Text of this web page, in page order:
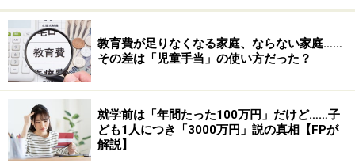
教育費が足りなくなる家庭、ならない家庭……
その差は「児童手当」の使い方だった？
就学前は「年間たった100万円」だけど……子
ども1人につき「3000万円」説の真相【FPが
解説】